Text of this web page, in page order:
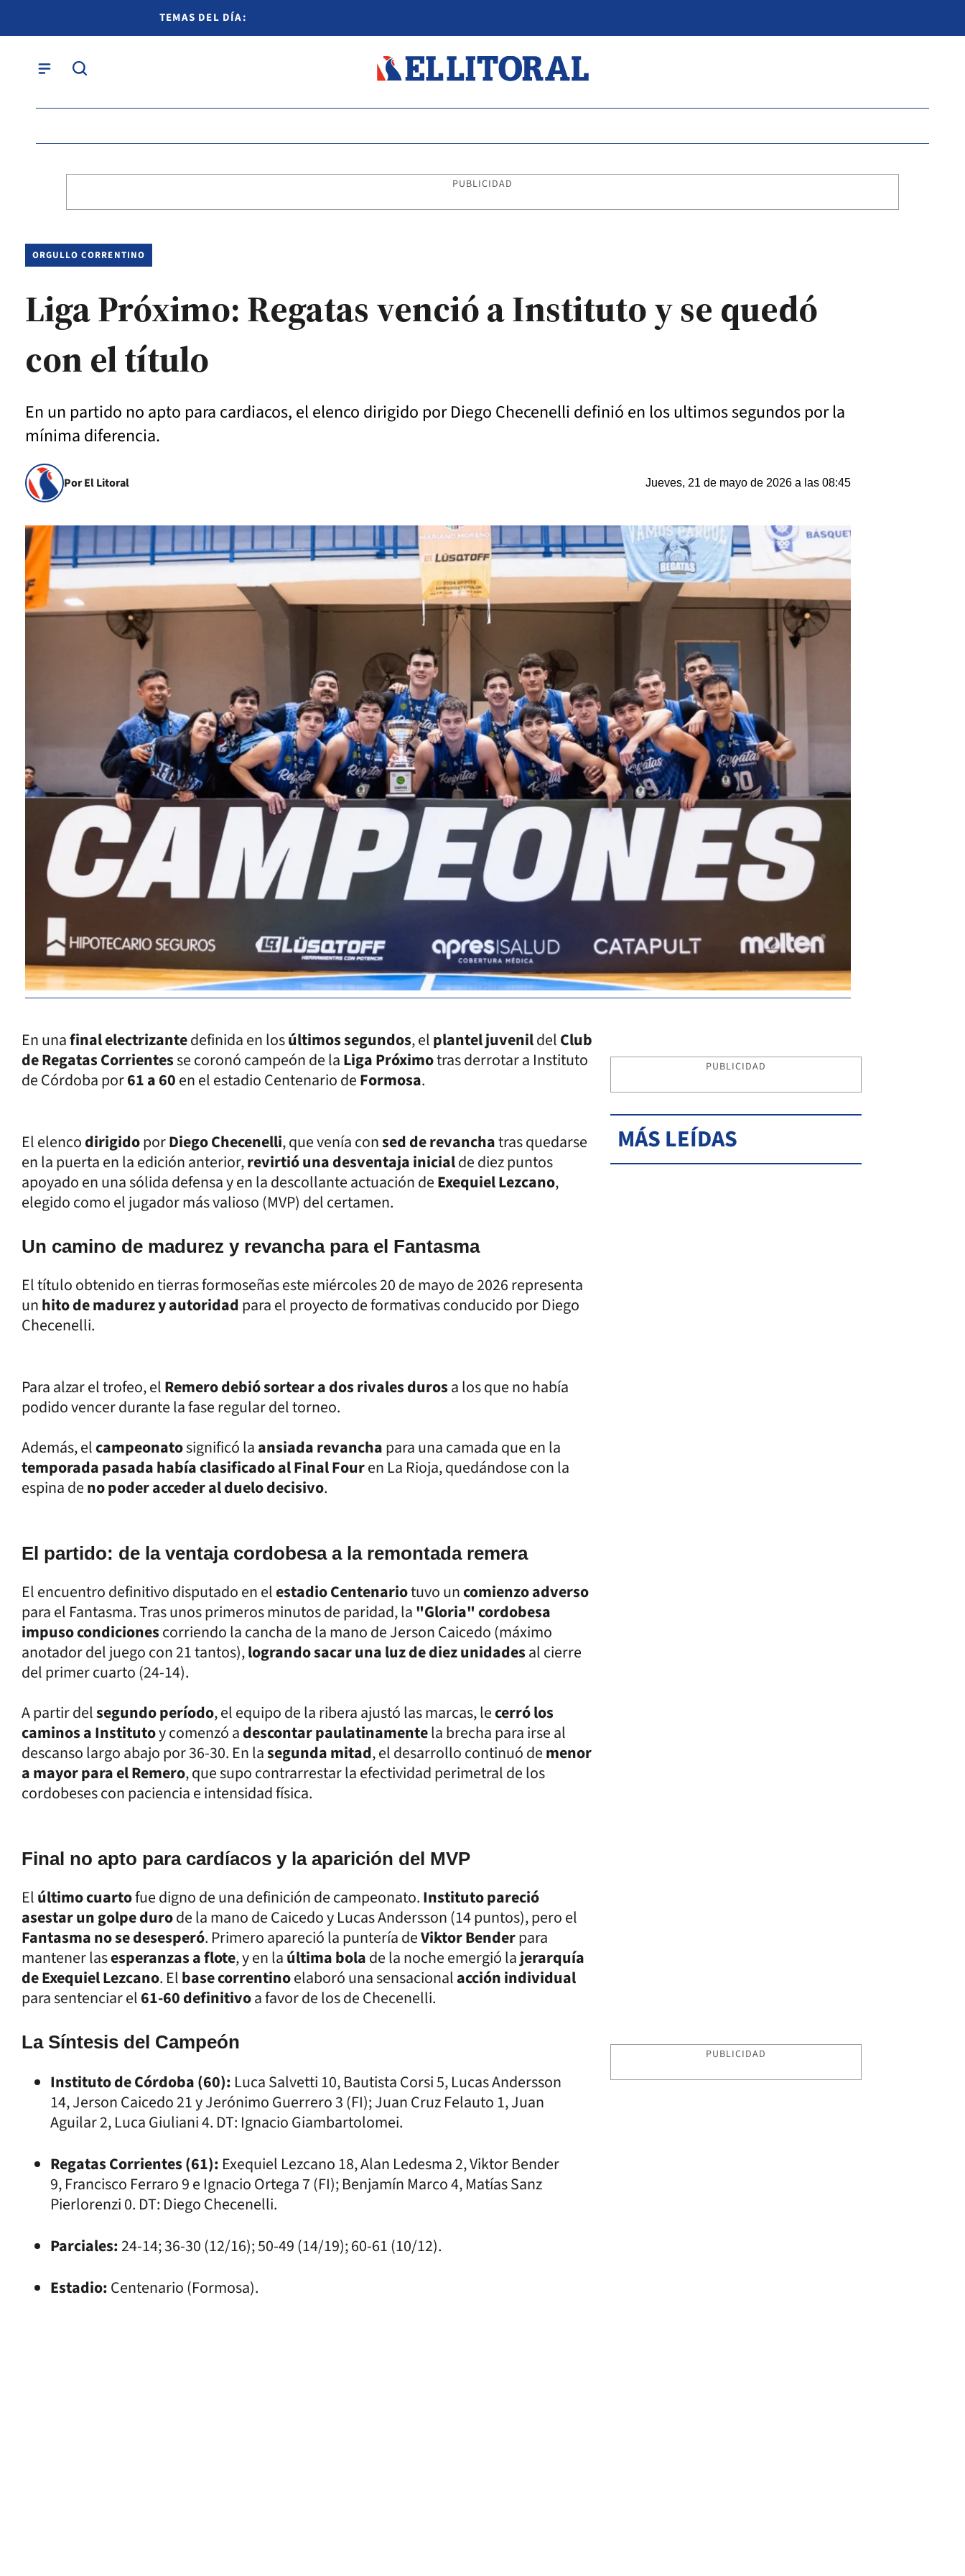
TEMAS DEL DÍA:
PUBLICIDAD
ORGULLO CORRENTINO
Liga Próximo: Regatas venció a Instituto y se quedó
con el título
En un partido no apto para cardiacos, el elenco dirigido por Diego Checenelli definió en los ultimos segundos por la
mínima diferencia.
Por El Litoral Jueves, 21 de mayo de 2026 a las 08:45
En unafinal electrizantedefinida en losúltimos segundos, elplantel juvenildelClub
de Regatas Corrientesse coronó campeón de laLiga Próximotras derrotar a Instituto
de Córdoba por61 a 60en el estadio Centenario deFormosa.
El elencodirigidoporDiego Checenelli, que venía consed de revanchatras quedarse
en la puerta en la edición anterior,revirtió una desventaja inicialde diez puntos
apoyado en una sólida defensa y en la descollante actuación deExequiel Lezcano,
elegido como el jugador más valioso (MVP) del certamen.
Un camino de madurez y revancha para el Fantasma
El título obtenido en tierras formoseñas este miércoles 20 de mayo de 2026 representa
unhito de madurez y autoridadpara el proyecto de formativas conducido por Diego
Checenelli.
Para alzar el trofeo, elRemero debió sortear a dos rivales durosa los que no había
podido vencer durante la fase regular del torneo.
Además, elcampeonatosignificó laansiada revanchapara una camada que en la
temporada pasada había clasificado al Final Fouren La Rioja, quedándose con la
espina deno poder acceder al duelo decisivo.
El partido: de la ventaja cordobesa a la remontada remera
El encuentro definitivo disputado en elestadio Centenariotuvo uncomienzo adverso
para el Fantasma. Tras unos primeros minutos de paridad, la"Gloria" cordobesa
impuso condicionescorriendo la cancha de la mano de Jerson Caicedo (máximo
anotador del juego con 21 tantos),logrando sacar una luz de diez unidadesal cierre
del primer cuarto (24-14).
A partir delsegundo período, el equipo de la ribera ajustó las marcas, lecerró los
caminos a Institutoy comenzó adescontar paulatinamentela brecha para irse al
descanso largo abajo por 36-30. En lasegunda mitad, el desarrollo continuó demenor
a mayor para el Remero, que supo contrarrestar la efectividad perimetral de los
cordobeses con paciencia e intensidad física.
Final no apto para cardíacos y la aparición del MVP
Elúltimo cuartofue digno de una definición de campeonato.Instituto pareció
asestar un golpe durode la mano de Caicedo y Lucas Andersson (14 puntos), pero el
Fantasma no se desesperó. Primero apareció la puntería deViktor Benderpara
mantener lasesperanzas a flote, y en laúltima bolade la noche emergió lajerarquía
de Exequiel Lezcano. Elbase correntinoelaboró una sensacionalacción individual
para sentenciar el61-60 definitivoa favor de los de Checenelli.
La Síntesis del Campeón
Instituto de Córdoba (60): Luca Salvetti 10, Bautista Corsi 5, Lucas Andersson
14, Jerson Caicedo 21 y Jerónimo Guerrero 3 (FI); Juan Cruz Felauto 1, Juan
Aguilar 2, Luca Giuliani 4. DT: Ignacio Giambartolomei.
Regatas Corrientes (61): Exequiel Lezcano 18, Alan Ledesma 2, Viktor Bender
9, Francisco Ferraro 9 e Ignacio Ortega 7 (FI); Benjamín Marco 4, Matías Sanz
Pierlorenzi 0. DT: Diego Checenelli.
Parciales:24-14; 36-30 (12/16); 50-49 (14/19); 60-61 (10/12).
Estadio:Centenario (Formosa).
PUBLICIDAD
MÁS LEÍDAS
PUBLICIDAD